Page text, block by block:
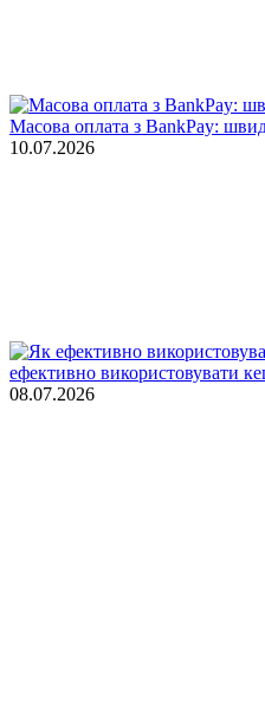
Масова оплата з BankPay:
10.07.2026
ефективно використовувати
08.07.2026